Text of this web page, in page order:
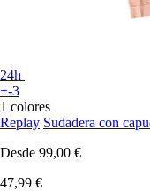
24h
+-3
1 colores
Replay Sudadera con
Desde 99,00 €
47,99 €